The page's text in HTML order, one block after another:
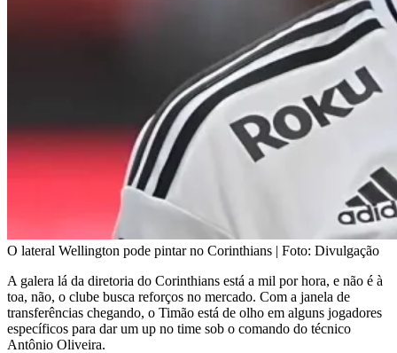
O lateral Wellington pode pintar no Corinthians | Foto: Divulgação
A galera lá da diretoria do Corinthians está a mil por hora, e não é à
toa, não, o clube busca reforços no mercado. Com a janela de
transferências chegando, o Timão está de olho em alguns jogadores
específicos para dar um up no time sob o comando do técnico
Antônio Oliveira.